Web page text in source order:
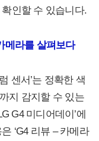
인할 수 있습니다.
메라를 살펴보다
센서’는 정확한 색
지 감지할 수 있는
G4 미디어데이’에
‘G4 리뷰 – 카메라